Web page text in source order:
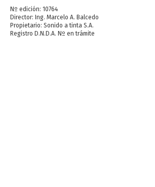
Nº edición: 10764
Director: Ing. Marcelo A. Balcedo
Propietario: Sonido a tinta S.A.
Registro D.N.D.A. Nº en trámite